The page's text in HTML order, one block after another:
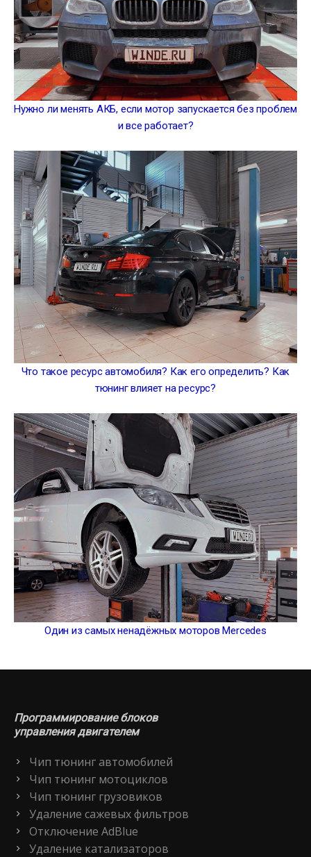
Нужно ли менять АКБ, если мотор запускается без проблем
и все работает?
Что такое ресурс автомобиля? Как его определить? Как
тюнинг влияет на ресурс?
Один из самых ненадёжных моторов Mercedes
Программирование блоков
управления двигателем
Чип тюнинг автомобилей
Чип тюнинг мотоциклов
Чип тюнинг грузовиков
Удаление сажевых фильтров
Отключение AdBlue
Удаление катализаторов